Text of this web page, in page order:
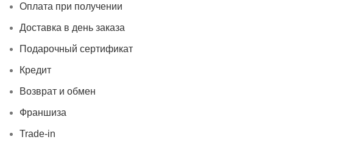
Оплата при получении
Доставка в день заказа
Подарочный сертификат
Кредит
Возврат и обмен
Франшиза
Trade-in